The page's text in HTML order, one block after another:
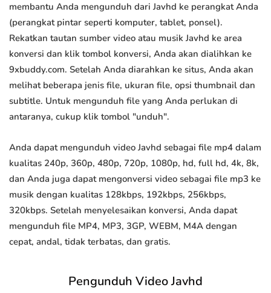
membantu Anda mengunduh dari Javhd ke perangkat Anda
(perangkat pintar seperti komputer, tablet, ponsel).
Rekatkan tautan sumber video atau musik Javhd ke area
konversi dan klik tombol konversi, Anda akan dialihkan ke
9xbuddy.com. Setelah Anda diarahkan ke situs, Anda akan
melihat beberapa jenis file, ukuran file, opsi thumbnail dan
subtitle. Untuk mengunduh file yang Anda perlukan di
antaranya, cukup klik tombol "unduh".
Anda dapat mengunduh video Javhd sebagai file mp4 dalam
kualitas 240p, 360p, 480p, 720p, 1080p, hd, full hd, 4k, 8k,
dan Anda juga dapat mengonversi video sebagai file mp3 ke
musik dengan kualitas 128kbps, 192kbps, 256kbps,
320kbps. Setelah menyelesaikan konversi, Anda dapat
mengunduh file MP4, MP3, 3GP, WEBM, M4A dengan
cepat, andal, tidak terbatas, dan gratis.
Pengunduh Video Javhd